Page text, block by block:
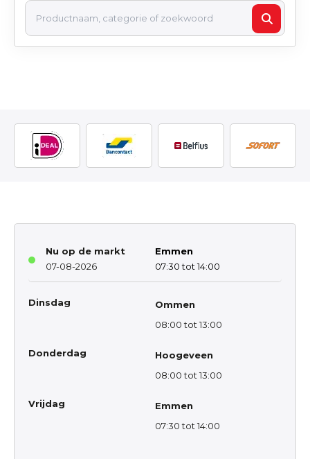
Nu op de markt
07-08-2026
Emmen
07:30 tot 14:00
Dinsdag
Ommen
08:00 tot 13:00
Donderdag
Hoogeveen
08:00 tot 13:00
Vrijdag
Emmen
07:30 tot 14:00